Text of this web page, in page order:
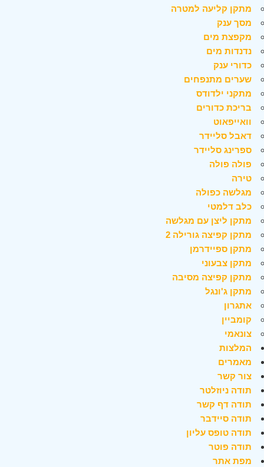
מתקן קליעה למטרה
מסך ענק
מקפצת מים
נדנדות מים
כדורי ענק
שערים מתנפחים
מתקני ילדודס
בריכת כדורים
וואייפאוט
דאבל סליידר
ספרינג סליידר
פולה פולה
טירה
מגלשה כפולה
כלב דלמטי
מתקן ליצן עם מגלשה
מתקן קפיצה גורילה 2
מתקן ספיידרמן
מתקן צבעוני
מתקן קפיצה מסיבה
מתקן ג'ונגל
אתגרון
קומביין
צונאמי
המלצות
מאמרים
צור קשר
תודה ניוזלטר
תודה דף קשר
תודה סיידבר
תודה טופס עליון
תודה פוטר
מפת אתר